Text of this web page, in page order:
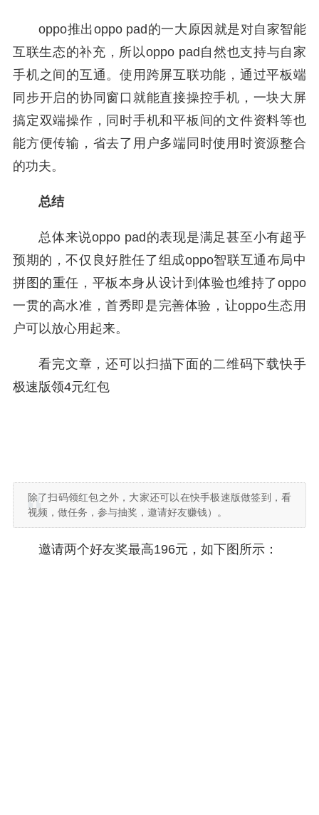
oppo推出oppo pad的一大原因就是对自家智能
互联生态的补充，所以oppo pad自然也支持与自家
手机之间的互通。使用跨屏互联功能，通过平板端
同步开启的协同窗口就能直接操控手机，一块大屏
搞定双端操作，同时手机和平板间的文件资料等也
能方便传输，省去了用户多端同时使用时资源整合
的功夫。
总结
总体来说oppo pad的表现是满足甚至小有超乎
预期的，不仅良好胜任了组成oppo智联互通布局中
拼图的重任，平板本身从设计到体验也维持了oppo
一贯的高水准，首秀即是完善体验，让oppo生态用
户可以放心用起来。
看完文章，还可以扫描下面的二维码下载快手
极速版领4元红包
除了扫码领红包之外，大家还可以在快手极速版做签到，看
视频，做任务，参与抽奖，邀请好友赚钱）。
邀请两个好友奖最高196元，如下图所示：